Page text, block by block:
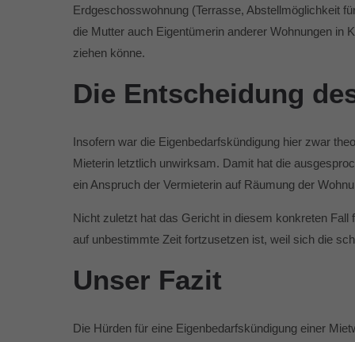
Erdgeschosswohnung (Terrasse, Abstellmöglichkeit
die Mutter auch Eigentümerin anderer Wohnungen in
ziehen könne.
Die Entscheidung
Insofern war die Eigenbedarfskündigung hier zwar
Mieterin letztlich unwirksam. Damit hat die
ein Anspruch der Vermieterin auf Räumung der
Nicht zuletzt hat das Gericht in diesem konkreten
auf unbestimmte Zeit fortzusetzen ist, weil sich die
Unser Fazit
Die Hürden für eine Eigenbedarfskündigung einer